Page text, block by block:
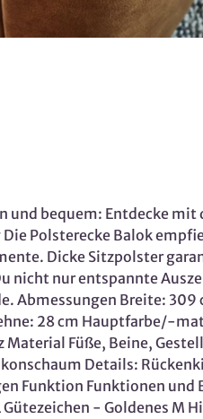
und bequem: Entdecke
Polsterecke Balok
Dicke Sitzpolster
nicht nur entspannte
Abmessungen Breite: 309
28 cm Hauptfarbe/-
Material Füße, Beine,
Details:
Funktion Funktionen
- Goldenes M